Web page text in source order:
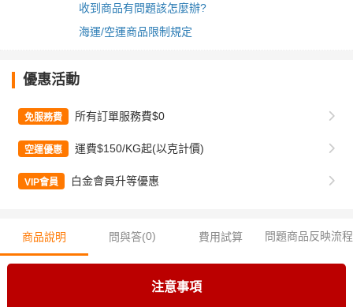
收到商品有問題該怎麼辦?
海運/空運商品限制規定
優惠活動
免服務費 所有訂單服務費$0
空運優惠 運費$150/KG起(以克計價)
VIP會員 白金會員升等優惠
商品說明 問與答(0) 費用試算 問題商品反映流程
注意事項